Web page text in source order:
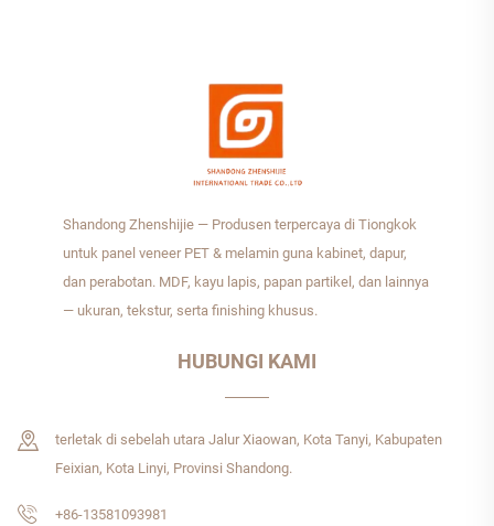
Shandong Zhenshijie — Produsen terpercaya di Tiongkok
untuk panel veneer PET & melamin guna kabinet, dapur,
dan perabotan. MDF, kayu lapis, papan partikel, dan lainnya
— ukuran, tekstur, serta finishing khusus.
HUBUNGI KAMI
terletak di sebelah utara Jalur Xiaowan, Kota Tanyi, Kabupaten
Feixian, Kota Linyi, Provinsi Shandong.
+86-13581093981